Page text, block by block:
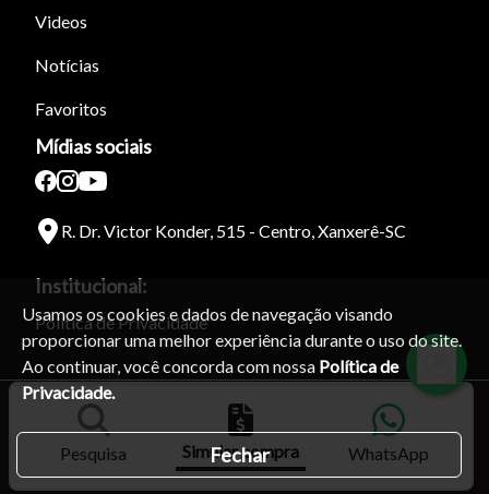
Usamos os cookies e dados de navegação visando
proporcionar uma melhor experiência durante o uso do site.
Ao continuar, você concorda com nossa Política de
Privacidade.
Fechar
Pesquisa Simular compra WhatsApp
Videos
Notícias
Favoritos
Mídias sociais
R. Dr. Victor Konder, 515 - Centro, Xanxerê-SC
Institucional:
Política de Privacidade